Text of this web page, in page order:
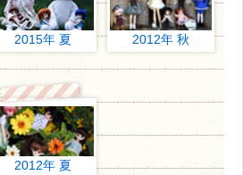
2015年 夏 2012年 秋
2012年 夏